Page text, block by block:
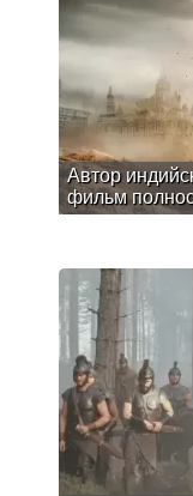
Автор
фильм